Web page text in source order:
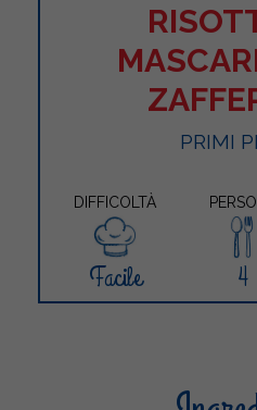
PRIMI
DIFFICOLTÀ
Facile 4